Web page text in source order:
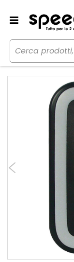
Home Auto
Profumi da